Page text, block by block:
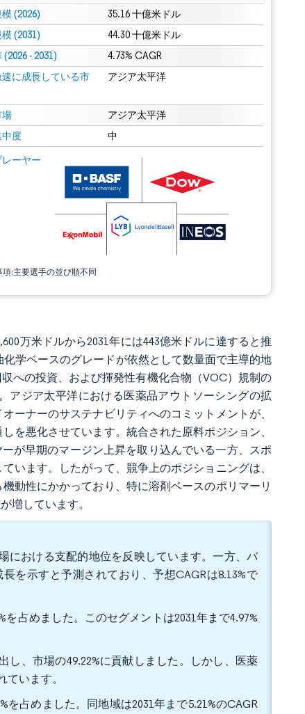
(2026) 35.16 十億米ドル
(2031) 44.30 十億米ドル
(2026 - 2031) 4.73% CAGR
に成長している市
アジア太平洋
場 アジア太平洋
度 中
ーヤー
:主要選手の並び順不同
Intelligence。再利用にはCC BY 4.0の表示が必要です。
必要です。
万米ドルから2031年には443億米ドルに達すると推
化学ベースのグレードが依然として数量面で主導的地
への投資、および揮発性有機化合物（VOC）規制の
アジア太平洋における医薬品アウトソーシングの拡
ーナーのサステナビリティへのコミットメントが、
を悪化させています。統合された原料ポジション、
が早期のマージン上昇を取り込んでいる一方、スポ
います。したがって、競争上のポジショニングは、
動性にかかっており、特に溶剤ベースのポリマーリ
増しています。
における支配的地位を反映しています。一方、バ
を示すと予測されており、予想CAGRは8.13%で
占めました。このセグメントは2031年まで4.97%
し、市場の49.22%に貢献しました。しかし、医薬
います。
占めました。同地域は2031年まで5.21%のCAGR